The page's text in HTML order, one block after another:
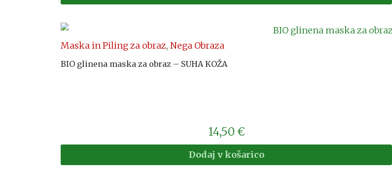
Maska in Piling za obraz, Nega Obraza
BIO glinena maska za obraz – SUHA KOŽA
14,50 €
Dodaj v košarico